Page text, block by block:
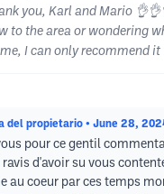
you, Karl and Mario
to the area or wondering
I can only recommend it
del propietario • June 28,
pour ce gentil
d'avoir su vous
au coeur par ces temps